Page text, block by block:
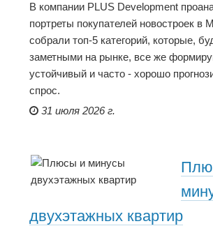
В компании PLUS Development
портреты покупателей новостроек в
собрали топ-5 категорий, которые,
заметными на рынке, все же
устойчивый и часто - хорошо
спрос.
31 июля 2026 г.
двухэтажных квартир